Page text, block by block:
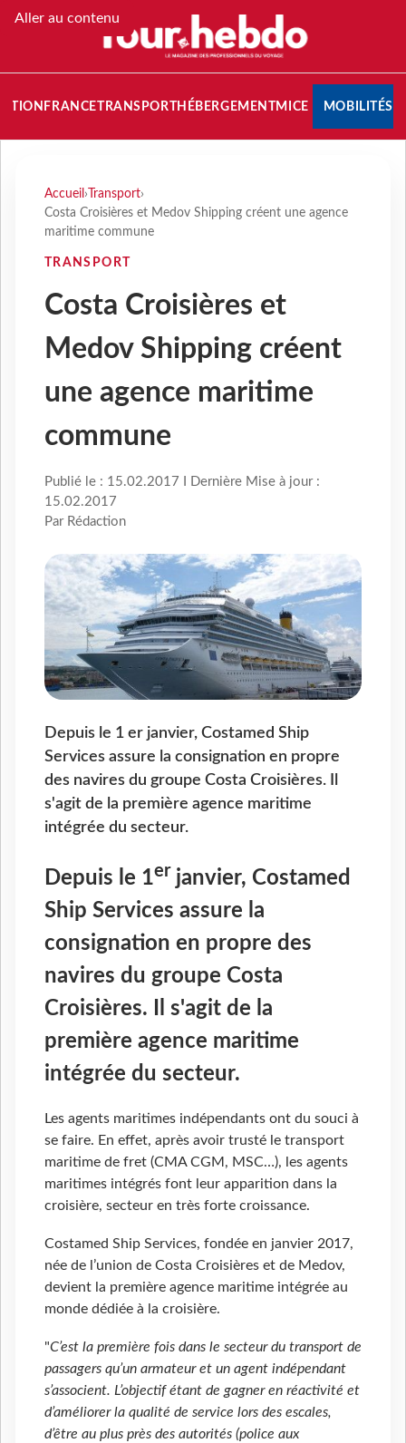
Aller au contenu
FRANCETRANSPORT HÉBERGEMENTMICE MOBILITÉS
Accueil › Transport›
Costa Croisières et Medov Shipping créent une agence
maritime commune
TRANSPORT
Costa Croisières et
Medov Shipping créent
une agence maritime
commune
Publié le : 15.02.2017 I Dernière Mise à jour :
15.02.2017
Par Rédaction
Depuis le 1 er janvier, Costamed Ship
Services assure la consignation en propre
des navires du groupe Costa Croisières. Il
s'agit de la première agence maritime
intégrée du secteur.
Depuis le 1er janvier, Costamed
Ship Services assure la
consignation en propre des
navires du groupe Costa
Croisières. Il s'agit de la
première agence maritime
intégrée du secteur.
Les agents maritimes indépendants ont du souci à
se faire. En effet, après avoir trusté le transport
maritime de fret (CMA CGM, MSC…), les agents
maritimes intégrés font leur apparition dans la
croisière, secteur en très forte croissance.
Costamed Ship Services, fondée en janvier 2017,
née de l’union de Costa Croisières et de Medov,
devient la première agence maritime intégrée au
monde dédiée à la croisière.
"C’est la première fois dans le secteur du transport de
passagers qu’un armateur et un agent indépendant
s’associent. L’objectif étant de gagner en réactivité et
d’améliorer la qualité de service lors des escales,
d’être au plus près des autorités (police aux